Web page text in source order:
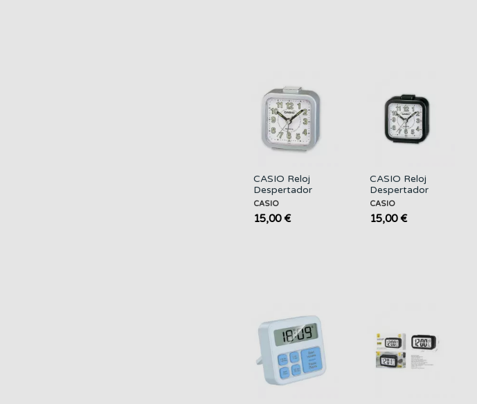
CASIO Reloj
Despertador
TQ-141 Plata
CASIO
15,00 €
CASIO Reloj
Despertador
TQ-141 Negro
CASIO
15,00 €